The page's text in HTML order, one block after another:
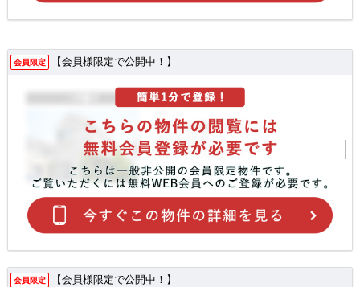
会員限定 【会員様限定で公開中！】
会員限定 【会員様限定で公開中！】